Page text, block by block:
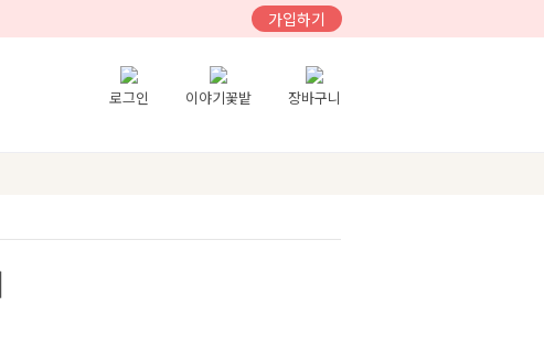
가입하기
로그인 이야기꽃밭 장바구니